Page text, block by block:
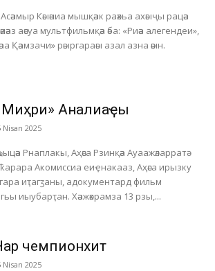
Кәыәниа мышқәак раәхьа ахәыҷы рацәа
аәсуа мультфильмқәа әба: «Риәа алегендеи»,
Қәамзачи» рәыргараәы азал азна әәын.
Анҭалиаҿы
Nisan 2025
Рнаплакы, Аҳәса Рзинқәа Ауаажәларратә
Акомиссиа еиҿнакааз, Аҳәса ирызку
иҭагӡаны, адокументард фильм
иыубарҭан. Хәажәкрамза 13 рзы,...
чемпионхит
Nisan 2025